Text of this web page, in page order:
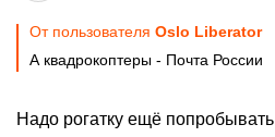
От пользователя Oslo Liberator
А квадрокоптеры - Почта России
Надо рогатку ещё попробывать